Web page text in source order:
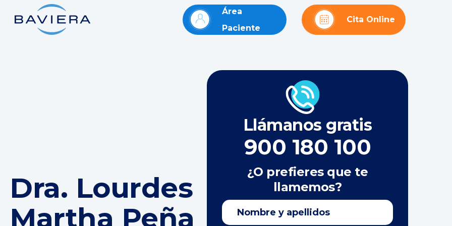
Área
Paciente
Cita Online
Dra. Lourdes
Martha Peña
Llámanos gratis
900 180 100
¿O prefieres que te
llamemos?